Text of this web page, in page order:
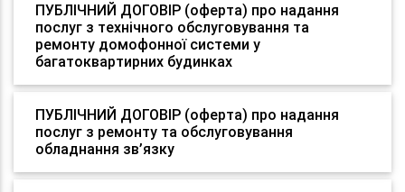
ПУБЛІЧНИЙ ДОГОВІР (оферта) про надання
послуг з технічного обслуговування та
ремонту домофонної системи у
багатоквартирних будинках
ПУБЛІЧНИЙ ДОГОВІР (оферта) про надання
послуг з ремонту та обслуговування
обладнання зв’язку